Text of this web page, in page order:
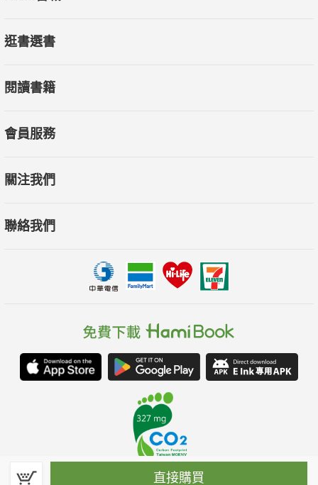
直接購買
逛書選書
閱讀書籍
會員服務
關注我們
聯絡我們